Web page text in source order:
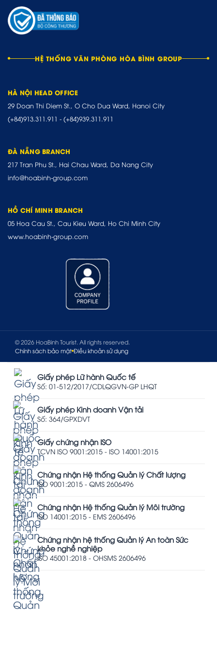
HỆ THỐNG VĂN PHÒNG HÒA BÌNH GROUP
HÀ NỘI HEAD OFFICE
29 Doan Thi Diem St., O Cho Dua Ward, Hanoi City
(+84)913.311.911 - (+84)939.311.911
ĐÀ NẴNG BRANCH
217 Tran Phu St., Hai Chau Ward, Da Nang City
info@hoabinh-group.com
HỒ CHÍ MINH BRANCH
05 Hoa Cau St., Cau Kieu Ward, Ho Chi Minh City
www.hoabinh-group.com
© 2026 HoaBinh Tourist. All rights reserved.
Chính sách bảo mật Điều khoản sử dụng
Giấy phép Lữ hành Quốc tế
Số: 01-512/2017/CDLQGVN-GP LHQT
Giấy phép Kinh doanh Vận tải
Số: 364/GPXDVT
Giấy chứng nhận ISO
TCVN ISO 9001:2015 - ISO 14001:2015
Chứng nhận Hệ thống Quản lý Chất lượng
ISO 9001:2015 - QMS 2606496
Chứng nhận Hệ thống Quản lý Môi trường
ISO 14001:2015 - EMS 2606496
Chứng nhận hệ thống Quản lý An toàn Sức
khỏe nghề nghiệp
ISO 45001:2018 - OHSMS 2606496